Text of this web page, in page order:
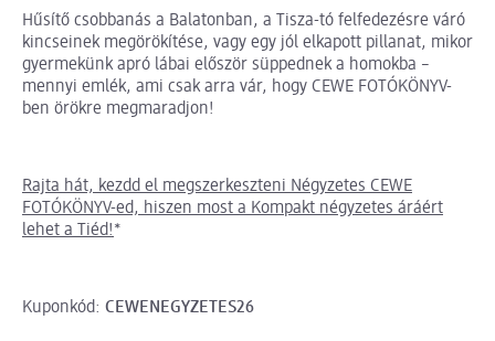
Hűsítő csobbanás a Balatonban, a Tisza-tó felfedezésre váró
kincseinek megörökítése, vagy egy jól elkapott pillanat, mikor
gyermekünk apró lábai először süppednek a homokba –
mennyi emlék, ami csak arra vár, hogy CEWE FOTÓKÖNYV-
ben örökre megmaradjon!
Rajta hát, kezdd el megszerkeszteni Négyzetes CEWE
FOTÓKÖNYV-ed, hiszen most a Kompakt négyzetes áráért
lehet a Tiéd!*
Kuponkód: CEWENEGYZETES26